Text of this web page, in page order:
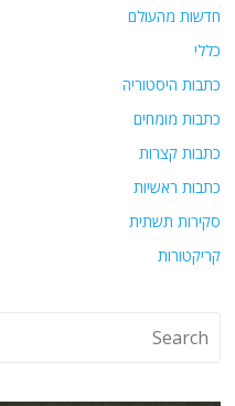
חדשות מהעולם
כללי
כתבות היסטוריה
כתבות מומחים
כתבות קצרות
כתבות ראשיות
סקירות תשתית
קריקטורות